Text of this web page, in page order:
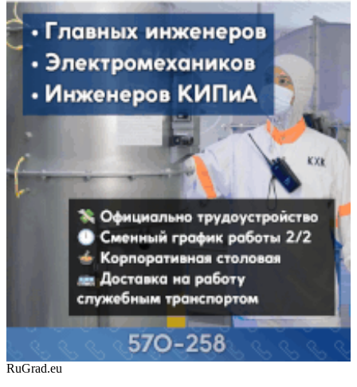
RuGrad.eu